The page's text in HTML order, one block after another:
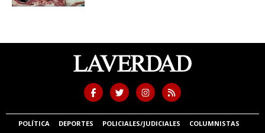
POLÍTICA DEPORTES POLICIALES/JUDICIALES
COLUMNISTAS